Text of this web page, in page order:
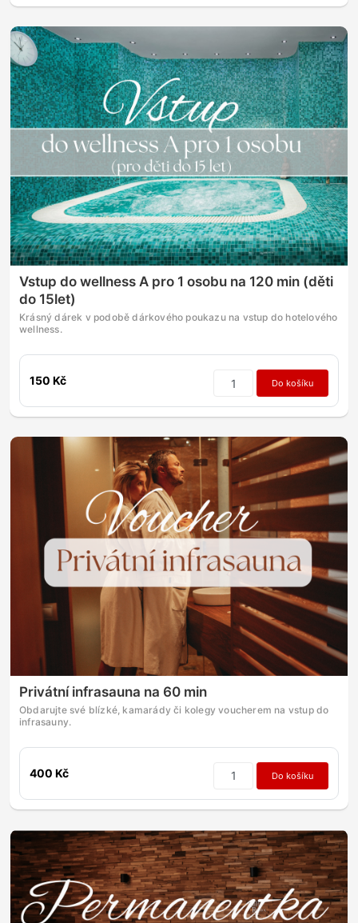
Vstup do wellness A pro 1 osobu na 120 min (děti
do 15let)
Krásný dárek v podobě dárkového poukazu na vstup do hotelového
wellness.
150 Kč Do košíku
Privátní infrasauna na 60 min
Obdarujte své blízké, kamarády či kolegy voucherem na vstup do
infrasauny.
400 Kč Do košíku